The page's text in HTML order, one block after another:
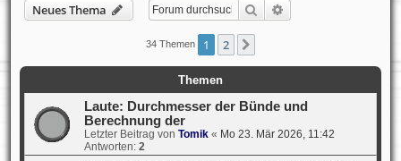
Neues Thema Suche
34 Themen 1 2
Themen
Laute: Durchmesser der Bünde und
Berechnung der
Letzter Beitrag von Tomik« Mo 23. Mär 2026, 11:42
Antworten: 2